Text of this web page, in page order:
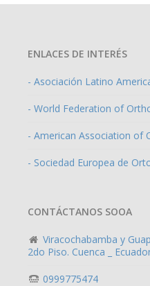
ENLACES DE INTERÉS
- Asociación Latino
- World Federation of
- American Association of
- Sociedad Europea de
CONTÁCTANOS SOOA
Viracochabamba y
2do Piso. Cuenca _
0999775474